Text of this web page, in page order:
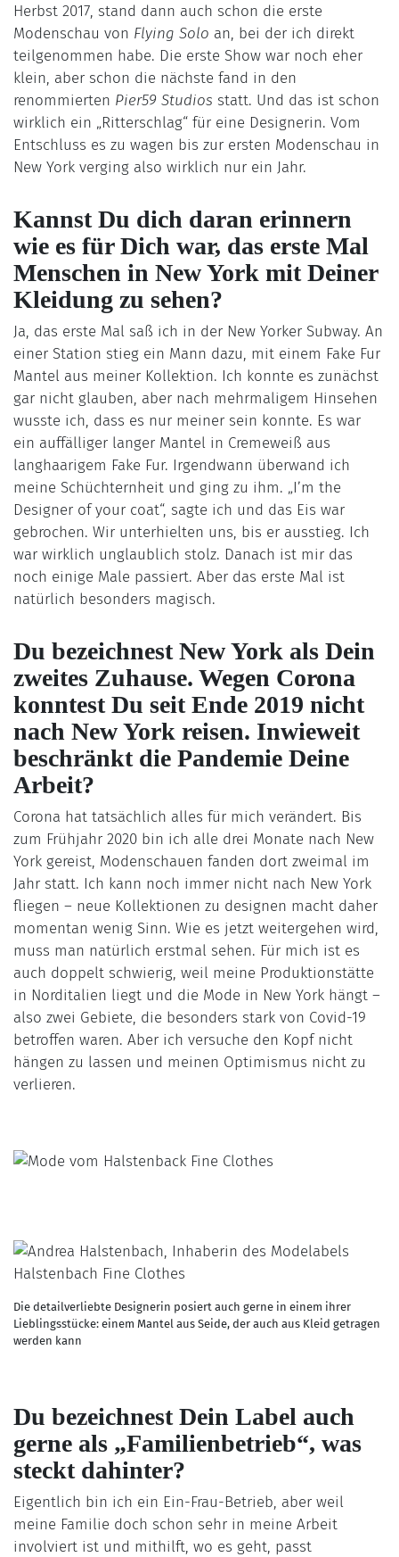
Herbst 2017, stand dann auch schon die erste
Modenschau von Flying Solo an, bei der ich direkt
teilgenommen habe. Die erste Show war noch eher
klein, aber schon die nächste fand in den
renommierten Pier59 Studios statt. Und das ist schon
wirklich ein „Ritterschlag“ für eine Designerin. Vom
Entschluss es zu wagen bis zur ersten Modenschau in
New York verging also wirklich nur ein Jahr.
Kannst Du dich daran erinnern
wie es für Dich war, das erste Mal
Menschen in New York mit Deiner
Kleidung zu sehen?
Ja, das erste Mal saß ich in der New Yorker Subway. An
einer Station stieg ein Mann dazu, mit einem Fake Fur
Mantel aus meiner Kollektion. Ich konnte es zunächst
gar nicht glauben, aber nach mehrmaligem Hinsehen
wusste ich, dass es nur meiner sein konnte. Es war
ein auffälliger langer Mantel in Cremeweiß aus
langhaarigem Fake Fur. Irgendwann überwand ich
meine Schüchternheit und ging zu ihm. „I’m the
Designer of your coat“, sagte ich und das Eis war
gebrochen. Wir unterhielten uns, bis er ausstieg. Ich
war wirklich unglaublich stolz. Danach ist mir das
noch einige Male passiert. Aber das erste Mal ist
natürlich besonders magisch.
Du bezeichnest New York als Dein
zweites Zuhause. Wegen Corona
konntest Du seit Ende 2019 nicht
nach New York reisen. Inwieweit
beschränkt die Pandemie Deine
Arbeit?
Corona hat tatsächlich alles für mich verändert. Bis
zum Frühjahr 2020 bin ich alle drei Monate nach New
York gereist, Modenschauen fanden dort zweimal im
Jahr statt. Ich kann noch immer nicht nach New York
fliegen – neue Kollektionen zu designen macht daher
momentan wenig Sinn. Wie es jetzt weitergehen wird,
muss man natürlich erstmal sehen. Für mich ist es
auch doppelt schwierig, weil meine Produktionstätte
in Norditalien liegt und die Mode in New York hängt –
also zwei Gebiete, die besonders stark von Covid-19
betroffen waren. Aber ich versuche den Kopf nicht
hängen zu lassen und meinen Optimismus nicht zu
verlieren.
Die detailverliebte Designerin posiert auch gerne in einem ihrer
Lieblingsstücke: einem Mantel aus Seide, der auch aus Kleid getragen
werden kann
Du bezeichnest Dein Label auch
gerne als „Familienbetrieb“, was
steckt dahinter?
Eigentlich bin ich ein Ein-Frau-Betrieb, aber weil
meine Familie doch schon sehr in meine Arbeit
involviert ist und mithilft, wo es geht, passt